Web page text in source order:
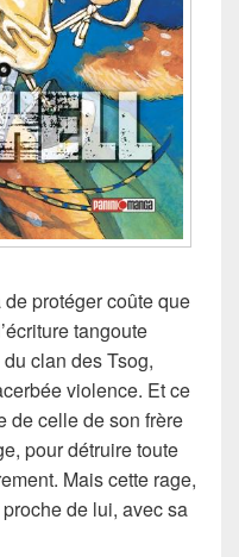
protéger coûte que
tangoute
clan des Tsog,
violence. Et ce
de celle de son frère
pour détruire toute
Mais cette rage,
de lui, avec sa